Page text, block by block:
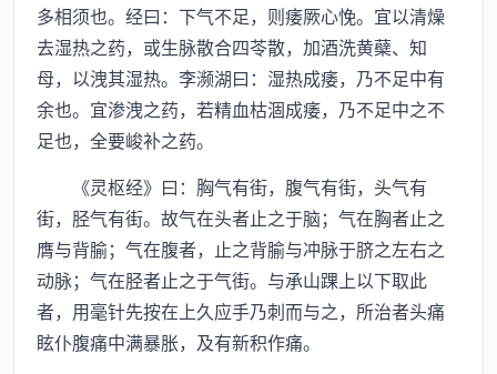
多相须也。经曰：下气不足，则痿厥心悗。宜以清燥
去湿热之药，或生脉散合四苓散，加酒洗黄蘗、知
母，以洩其湿热。李濒湖曰：湿热成痿，乃不足中有
余也。宜渗洩之药，若精血枯涸成痿，乃不足中之不
足也，全要峻补之药。
《灵枢经》曰：胸气有街，腹气有街，头气有
街，胫气有街。故气在头者止之于脑；气在胸者止之
膺与背腧；气在腹者，止之背腧与冲脉于脐之左右之
动脉；气在胫者止之于气街。与承山踝上以下取此
者，用毫针先按在上久应手乃刺而与之，所治者头痛
眩仆腹痛中满暴胀，及有新积作痛。